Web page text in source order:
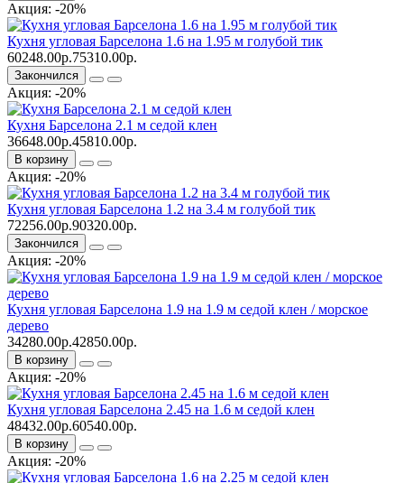
Акция: -20%
Кухня угловая Барселона 1.6 на 1.95 м голубой тик
60248.00р.75310.00р.
Закончился
Акция: -20%
Кухня Барселона 2.1 м седой клен
36648.00р.45810.00р.
В корзину
Акция: -20%
Кухня угловая Барселона 1.2 на 3.4 м голубой тик
72256.00р.90320.00р.
Закончился
Акция: -20%
Кухня угловая Барселона 1.9 на 1.9 м седой клен / морское
дерево
34280.00р.42850.00р.
В корзину
Акция: -20%
Кухня угловая Барселона 2.45 на 1.6 м седой клен
48432.00р.60540.00р.
В корзину
Акция: -20%